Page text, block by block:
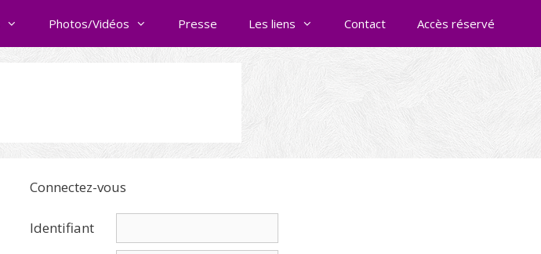
Photos/Vidéos Presse Les liens Contact Accès réservé
Connectez-vous
Identifiant